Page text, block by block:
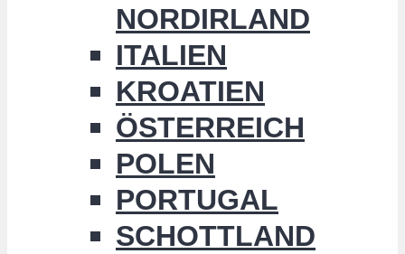
NORDIRLAND
ITALIEN
KROATIEN
ÖSTERREICH
POLEN
PORTUGAL
SCHOTTLAND